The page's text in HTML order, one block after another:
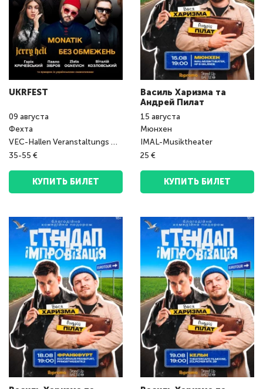
UKRFEST
09 августа
Фехта
VEC-Hallen Veranstaltungs GmbH
35-55 €
КУПИТЬ БИЛЕТ
Василь Харизма та
Андрeй Пилат
15 августа
Мюнхен
IMAL-Musiktheater
25 €
КУПИТЬ БИЛЕТ